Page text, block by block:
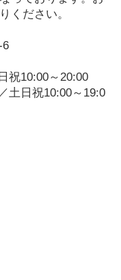
ください。
6
祝10:00～20:00
土日祝10:00～19:0